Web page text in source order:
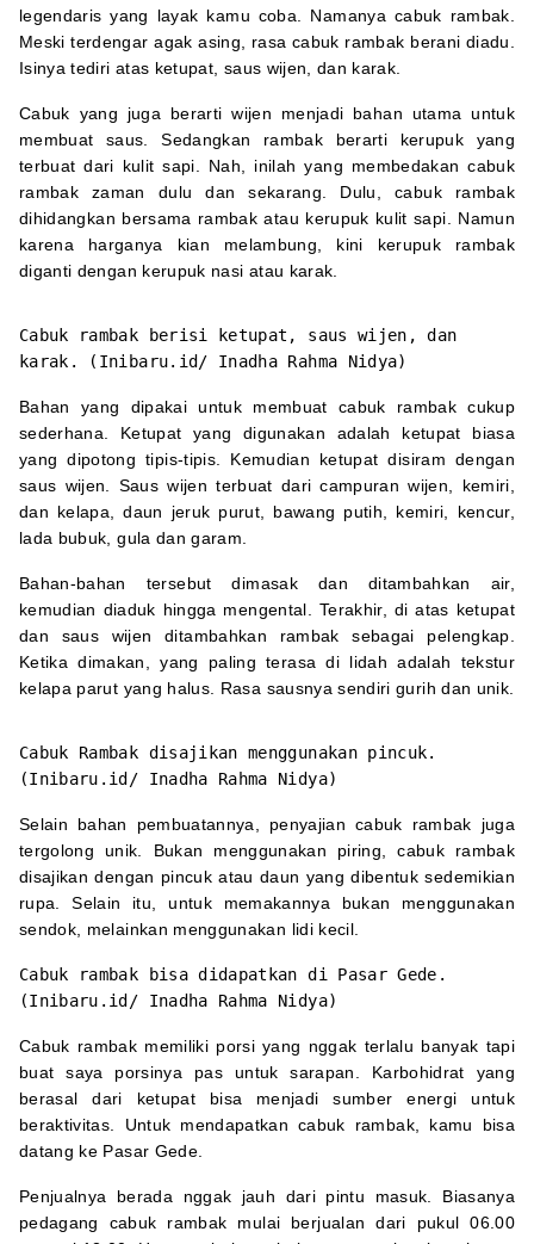
legendaris yang layak kamu coba. Namanya cabuk rambak.
Meski terdengar agak asing, rasa cabuk rambak berani diadu.
Isinya tediri atas ketupat, saus wijen, dan karak.
Cabuk yang juga berarti wijen menjadi bahan utama untuk
membuat saus. Sedangkan rambak berarti kerupuk yang
terbuat dari kulit sapi. Nah, inilah yang membedakan cabuk
rambak zaman dulu dan sekarang. Dulu, cabuk rambak
dihidangkan bersama rambak atau kerupuk kulit sapi. Namun
karena harganya kian melambung, kini kerupuk rambak
diganti dengan kerupuk nasi atau karak.
Cabuk rambak berisi ketupat, saus wijen, dan
karak. (Inibaru.id/ Inadha Rahma Nidya)
Bahan yang dipakai untuk membuat cabuk rambak cukup
sederhana. Ketupat yang digunakan adalah ketupat biasa
yang dipotong tipis-tipis. Kemudian ketupat disiram dengan
saus wijen. Saus wijen terbuat dari campuran wijen, kemiri,
dan kelapa, daun jeruk purut, bawang putih, kemiri, kencur,
lada bubuk, gula dan garam.
Bahan-bahan tersebut dimasak dan ditambahkan air,
kemudian diaduk hingga mengental. Terakhir, di atas ketupat
dan saus wijen ditambahkan rambak sebagai pelengkap.
Ketika dimakan, yang paling terasa di lidah adalah tekstur
kelapa parut yang halus. Rasa sausnya sendiri gurih dan unik.
Cabuk Rambak disajikan menggunakan pincuk.
(Inibaru.id/ Inadha Rahma Nidya)
Selain bahan pembuatannya, penyajian cabuk rambak juga
tergolong unik. Bukan menggunakan piring, cabuk rambak
disajikan dengan pincuk atau daun yang dibentuk sedemikian
rupa. Selain itu, untuk memakannya bukan menggunakan
sendok, melainkan menggunakan lidi kecil.
Cabuk rambak bisa didapatkan di Pasar Gede.
(Inibaru.id/ Inadha Rahma Nidya)
Cabuk rambak memiliki porsi yang nggak terlalu banyak tapi
buat saya porsinya pas untuk sarapan. Karbohidrat yang
berasal dari ketupat bisa menjadi sumber energi untuk
beraktivitas. Untuk mendapatkan cabuk rambak, kamu bisa
datang ke Pasar Gede.
Penjualnya berada nggak jauh dari pintu masuk. Biasanya
pedagang cabuk rambak mulai berjualan dari pukul 06.00